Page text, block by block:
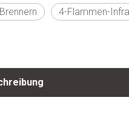
4-Flammen-